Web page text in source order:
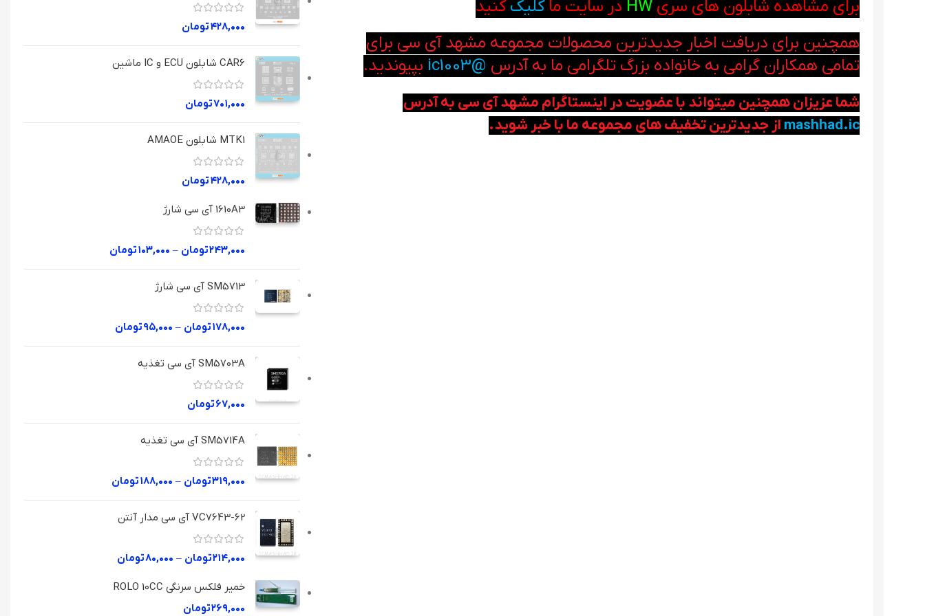
برای مشاهده شابلون های سری HW در سایت ماکلیک کنید
همچنین برای دریافت اخبار جدیدترین محصولات مجموعه مشهد آی سی برای
تمامی همکاران گرامی به خانواده بزرگ تلگرامی ما به آدرس @ic1003 بپیوندید.
شما عزیزان همچنین میتواند با عضویت در اینستاگرام مشهد آی سی به آدرس
mashhad.ic از جدیدترین تخفیف های مجموعه ما با خبر شوید.
۴۲۸,۰۰۰تومان
CAR6 شابلون ECU و IC ماشین
۷۰۱,۰۰۰تومان
MTK1 شابلون AMAOE
۴۲۸,۰۰۰تومان
1610A3 آی سی شارژ
۲۴۳,۰۰۰تومان – ۱۰۳,۰۰۰تومان
SM5713 آی سی شارژ
۱۷۸,۰۰۰تومان – ۹۵,۰۰۰تومان
SM5703A آی سی تغذیه
۶۷,۰۰۰تومان
SM5714A آی سی تغذیه
۳۱۹,۰۰۰تومان – ۱۸۸,۰۰۰تومان
VC7643-62 آی سی مدار آنتن
۲۱۴,۰۰۰تومان – ۸۰,۰۰۰تومان
خمیر فلکس سرنگی ROLO 10CC
۲۶۹,۰۰۰تومان